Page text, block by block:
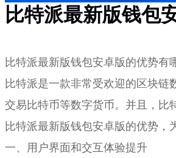
比特派最新版钱包
比特派最新版钱包安卓版的优势有
比特派是一款非常受欢迎的区块链
交易比特币等数字货币。并且，比
比特派最新版钱包安卓版的优势，
一、用户界面和交互体验提升